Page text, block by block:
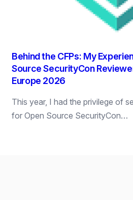
Behind the CFPs: My
Source SecurityCon
Europe 2026
This year, I had the privilege of
for Open Source SecurityCon…